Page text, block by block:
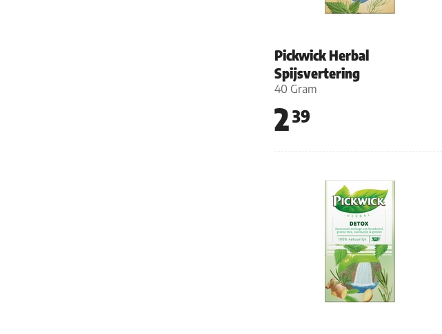
Pickwick Herbal
Spijsvertering
40 Gram
239